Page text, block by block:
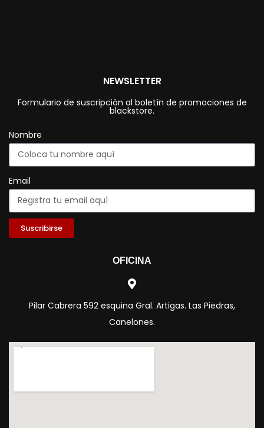
NEWSLETTER
Formulario de suscripción al boletín de promociones de
blackstore.
Nombre
Email
Suscribirse
OFICINA
Pilar Cabrera 592 esquina Gral. Artigas. Las Piedras,
Canelones.